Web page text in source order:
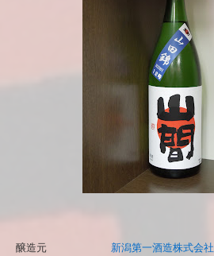
醸造元
新潟第一酒造株式会社